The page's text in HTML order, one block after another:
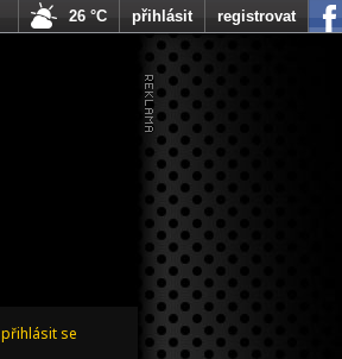
přihlásit se
26 °C přihlásit registrovat